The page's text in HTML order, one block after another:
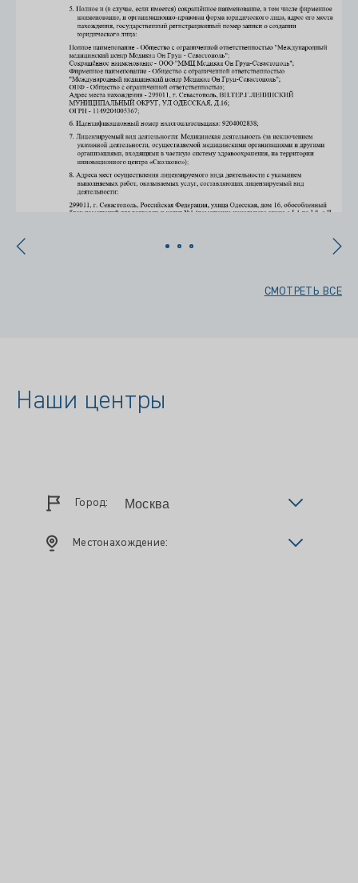
СМОТРЕТЬ ВСЕ
Наши центры
Город:
Местонахождение: